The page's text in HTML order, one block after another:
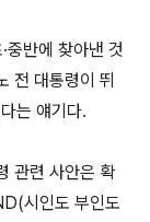
중반에 찾아낸 것
전 대통령이 뛰
는 얘기다.
관련 사안은 확
시인도 부인도